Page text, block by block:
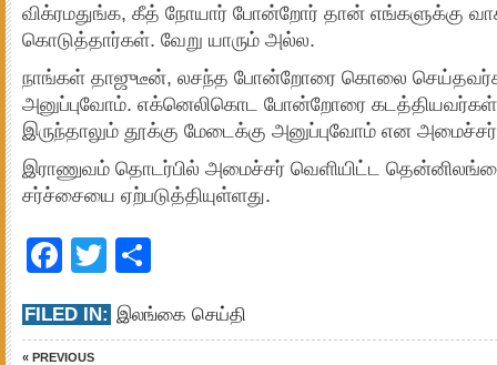
விக்ரமதுங்க, கீத் நோயார் போன்றோர் தான் எங்களுக்கு
கொடுத்தார்கள். வேறு யாரும் அல்ல.
நாங்கள் தாஜுடீன், லசந்த போன்றோரை கொலை
அனுப்புவோம். எக்னெலிகொட போன்றோரை கடத்தியவர்கள்
இருந்தாலும் தூக்கு மேடைக்கு அனுப்புவோம் என அமைச்சர்
இராணுவம் தொடர்பில் அமைச்சர் வெளியிட்ட
சர்ச்சையை ஏற்படுத்தியுள்ளது.
Facebook
Twitter
FILED IN: இலங்கை செய்தி
« PREVIOUS